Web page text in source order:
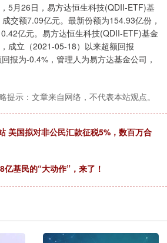
5月26日，易方达恒生科技(QDII-ETF)基
交额7.09亿元。最新份额为154.93亿份，
亿元。易方达恒生科技(QDII-ETF)基金
成立（2021-05-18）以来超额回报
报为-0.4%，管理人为易方达基金公司，
提示：文章来自网络，不代表本站观点。
美国拟对非公民汇款征税5%，数百万合
亿基民的“大动作”，来了！